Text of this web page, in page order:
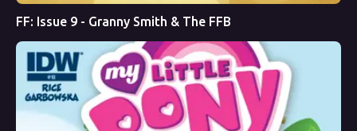
FF: Issue 9 - Granny Smith & The FFB